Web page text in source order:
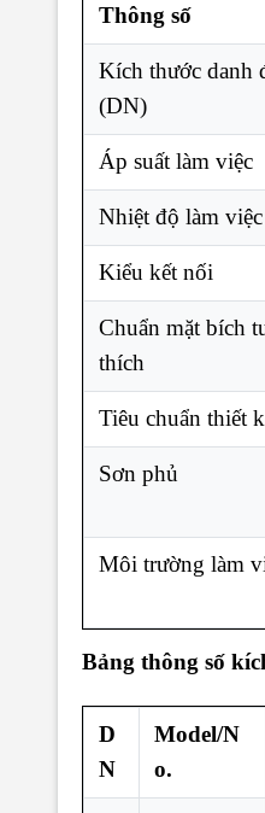
Thông số
Kích thước danh
(DN)
Áp suất làm việc
Nhiệt độ làm việc
Kiểu kết nối
Chuẩn mặt bích
thích
Tiêu chuẩn thiết
Sơn phủ
Môi trường làm
Bảng thông số
D
N
Model/N
o.